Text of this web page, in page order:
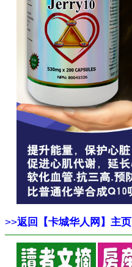
>>返回【卡城华人网】主页